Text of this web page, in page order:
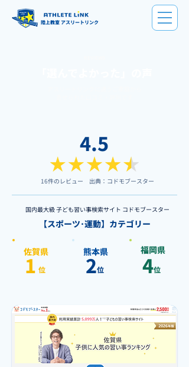
陸上教室 アスリートリンク
4.5
16件のレビュー ​出典：コドモブースター
国内最大級 子ども習い事検索サイト コドモブースター
【スポーツ･運動】カテゴリー
1
​佐賀県
位 2
​熊本県
位
​福岡県
4位